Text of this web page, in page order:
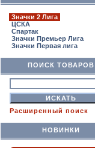
Значки 2 Лига
ЦСКА
Спартак
Значки Премьер Лига
Значки Первая лига
ПОИСК ТОВАРОВ
Расширенный поиск
НОВИНКИ